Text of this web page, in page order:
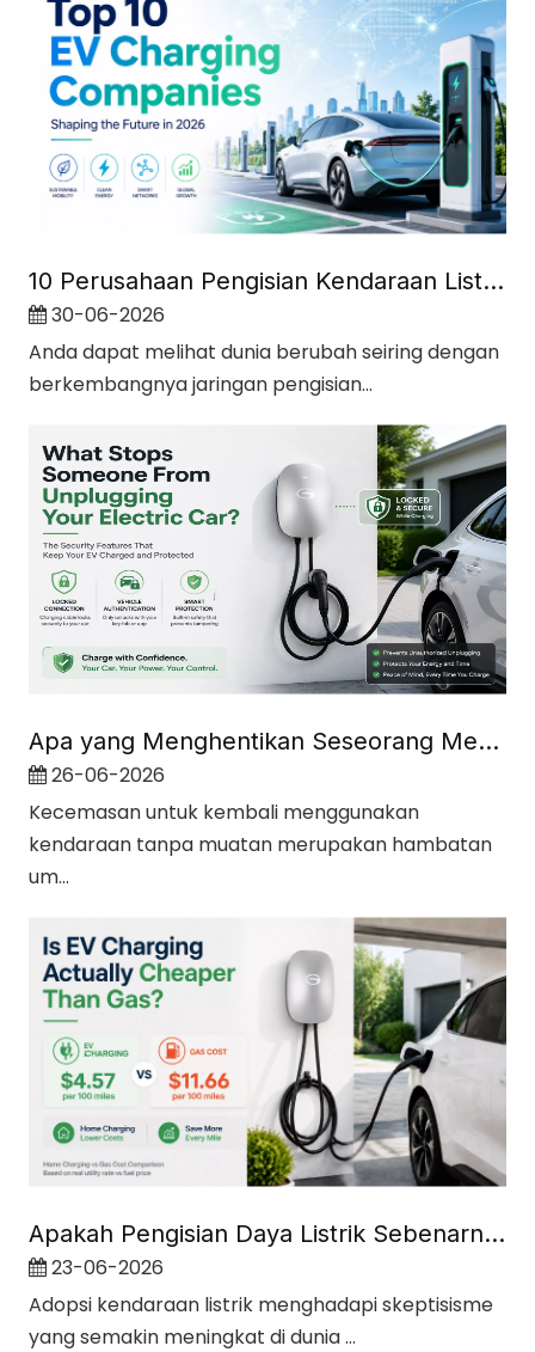
10 Perusahaan Pengisian Kendaraan Listrik Teratas yang Membentuk Masa Depan pada tahun 2026
30-06-2026
Anda dapat melihat dunia berubah seiring dengan
berkembangnya jaringan pengisian...
Apa yang Menghentikan Seseorang Mencabut Kabel Mobil Listrik Anda?
26-06-2026
Kecemasan untuk kembali menggunakan
kendaraan tanpa muatan merupakan hambatan
um...
Apakah Pengisian Daya Listrik Sebenarnya Lebih Murah Dibandingkan Bahan Bakar Gas?
23-06-2026
Adopsi kendaraan listrik menghadapi skeptisisme
yang semakin meningkat di dunia ...